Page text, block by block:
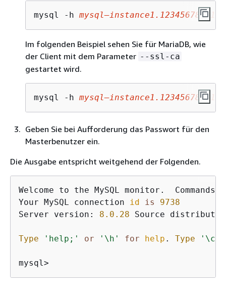
mysql -h
Im folgenden Beispiel sehen Sie für MariaDB, wie
der Client mit dem Parameter --ssl-ca
gestartet wird.
mysql -h
Geben Sie bei Aufforderung das Passwort für den
Masterbenutzer ein.
Die Ausgabe entspricht weitgehend der Folgenden.
Welcome to the MySQL monitor.  Commands
Your MySQL connection id is
9738
Server version: 8.0 .28 Source
Type 'help;' or '\h' for help . Type '\c'
mysql>